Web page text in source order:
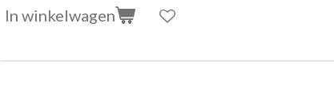
In winkelwagen